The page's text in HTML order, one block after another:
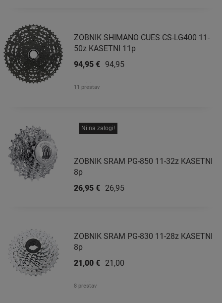
ZOBNIK SHIMANO CUES CS-LG400 11-
50z KASETNI 11p
11 prestav
94,95 €
94,95 €
Ni na zalogi!
ZOBNIK SRAM PG-850 11-32z KASETNI
8p
26,95 €
26,95 €
ZOBNIK SRAM PG-830 11-28z KASETNI
8p
8 prestav
21,00 €
21,00 €